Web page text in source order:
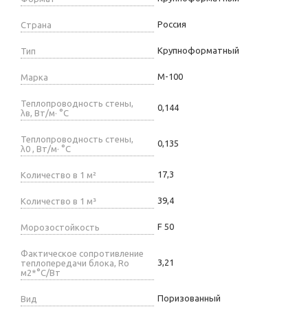
Страна Россия
Тип Крупноформатный
Марка М-100
Теплопроводность стены,
λв, Вт/м· °С
0,144
Теплопроводность стены,
λ0 , Вт/м· °С
0,135
Количество в 1 м² 17,3
Количество в 1 м³ 39,4
Морозостойкость F 50
Фактическое сопротивление
теплопередачи блока, Ro
м2*°С/Вт
3,21
Вид Поризованный